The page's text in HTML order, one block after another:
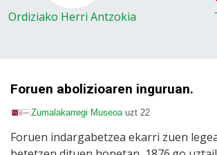
Ordiziako Herri Antzokia
Foruen abolizioaren inguruan.
Zumalakarregi Museoa uzt 22
Foruen indargabetzea ekarri zuen